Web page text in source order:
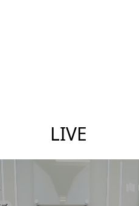
LIVE